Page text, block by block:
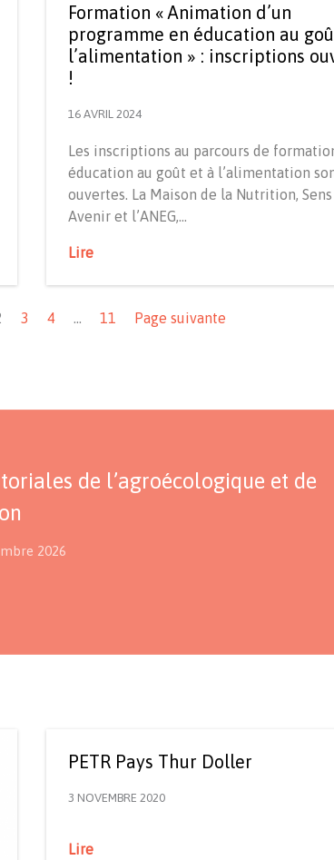
Formation « Animation d’un
programme en éducation au
l’alimentation » : inscriptions
!
16 AVRIL 2024
Les inscriptions au parcours de
éducation au goût et à l’alimentation
ouvertes. La Maison de la Nutrition,
Avenir et l’ANEG,…
Lire
3 4 … 11 Page suivante
de l’agroécologique et de
2026
PETR Pays Thur Doller
3 NOVEMBRE 2020
Lire